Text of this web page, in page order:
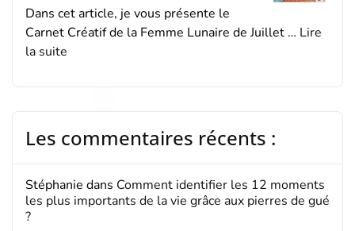
Dans cet article, je vous présente le
Carnet Créatif de la Femme Lunaire de Juillet … Lire
la suite
Les commentaires récents :
Stéphanie dans Comment identifier les 12 moments
les plus importants de la vie grâce aux pierres de gué
?